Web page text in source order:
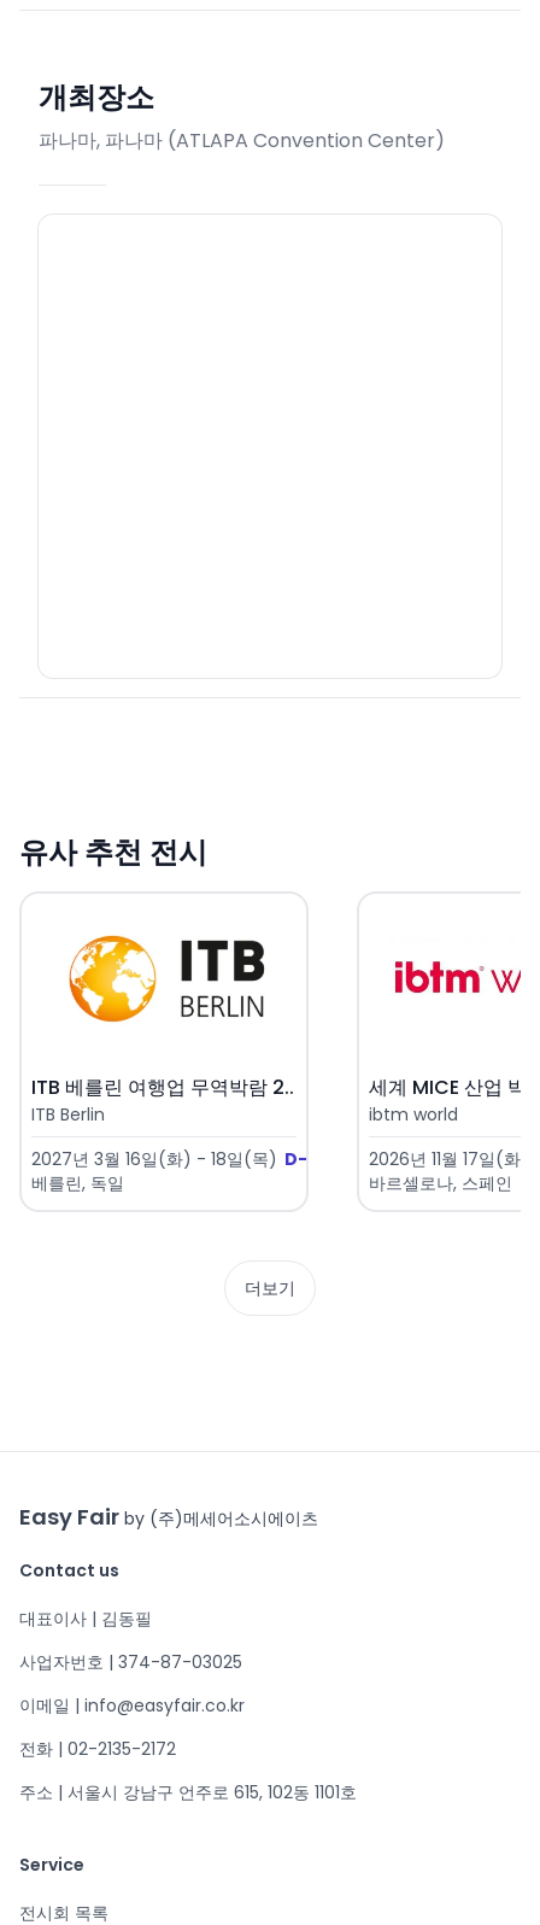
개최장소
파나마, 파나마 (ATLAPA Convention Center)
유사 추천 전시
ITB 베를린 여행업 무역박람 2..
ITB Berlin
2027년 3월 16일(화) - 18일(목) D-220
베를린, 독일
세계 MICE 산업 박
ibtm world
2026년 11월 17일(화
바르셀로나, 스페인
더보기
Easy Fair by (주)메세어소시에이츠
Contact us
대표이사 | 김동필
사업자번호 | 374-87-03025
이메일 | info@easyfair.co.kr
전화 | 02-2135-2172
주소 | 서울시 강남구 언주로 615, 102동 1101호
Service
전시회 목록